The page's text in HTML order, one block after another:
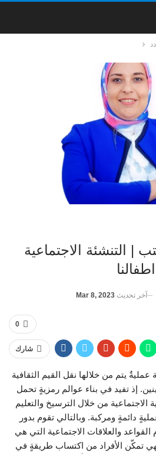
التنشئة الاجتماعية
آخر تحديث Mar 8, 2023
0
شارك
عمليةٌ يتم من خلالها نقل القيم الثقافية
إذ تفيد في بناء عوالم رمزيةٍ تحمل
الاجتماعية من خلال الترسيخ والتعليم
دائمةٍ ومركبة. وبالتالي تقوم بدور
والعلاقات الاجتماعية التي هي
تمكّن الأفراد من اكتساب طريقةٍ في